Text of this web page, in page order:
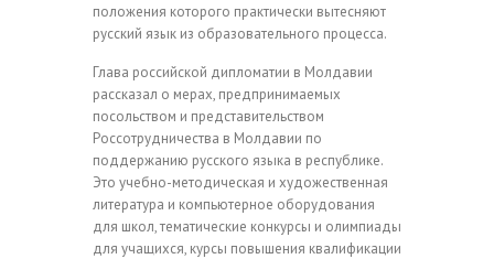
положения которого практически вытесняют
русский язык из образовательного процесса.
Глава российской дипломатии в Молдавии
рассказал о мерах, предпринимаемых
посольством и представительством
Россотрудничества в Молдавии по
поддержанию русского языка в республике.
Это учебно-методическая и художественная
литература и компьютерное оборудования
для школ, тематические конкурсы и олимпиады
для учащихся, курсы повышения квалификации